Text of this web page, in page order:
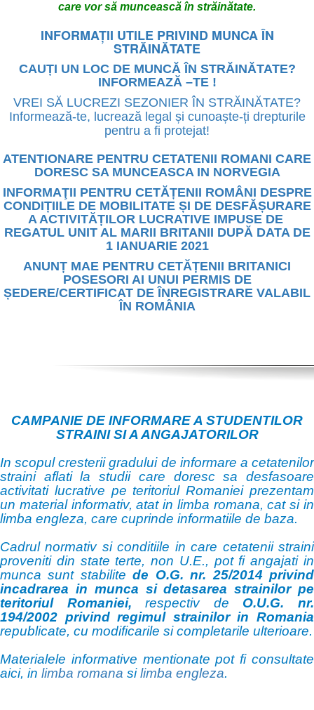
care vor să muncească în străinătate.
INFORMAȚII UTILE PRIVIND MUNCA ÎN
STRĂINĂTATE
CAUȚI UN LOC DE MUNCĂ ÎN STRĂINĂTATE?
INFORMEAZĂ –TE !
VREI SĂ LUCREZI SEZONIER ÎN STRĂINĂTATE?
Informează-te, lucrează legal și cunoaște-ți drepturile
pentru a fi protejat!
ATENTIONARE PENTRU CETATENII ROMANI CARE
DORESC SA MUNCEASCA IN NORVEGIA
INFORMAŢII PENTRU CETĂȚENII ROMÂNI DESPRE
CONDIȚIILE DE MOBILITATE ȘI DE DESFĂȘURARE
A ACTIVITĂȚILOR LUCRATIVE IMPUSE DE
REGATUL UNIT AL MARII BRITANII DUPĂ DATA DE
1 IANUARIE 2021
ANUNȚ MAE PENTRU CETĂȚENII BRITANICI
POSESORI AI UNUI PERMIS DE
ȘEDERE/CERTIFICAT DE ÎNREGISTRARE VALABIL
ÎN ROMÂNIA
CAMPANIE DE INFORMARE A STUDENTILOR
STRAINI SI A ANGAJATORILOR
In scopul cresterii gradului de informare a cetatenilor
straini aflati la studii care doresc sa desfasoare
activitati lucrative pe teritoriul Romaniei prezentam
un material informativ, atat in limba romana, cat si in
limba engleza, care cuprinde informatiile de baza.
Cadrul normativ si conditiile in care cetatenii straini
proveniti din state terte, non U.E., pot fi angajati in
munca sunt stabilitede O.G. nr. 25/2014 privind
incadrarea in munca si detasarea strainilor pe
teritoriul Romaniei,respectiv de O.U.G. nr.
194/2002 privind regimul strainilor in Romania
republicate, cu modificarile si completarile ulterioare.
Materialele informative mentionate pot fi consultate
aici, in limba romana silimba engleza.